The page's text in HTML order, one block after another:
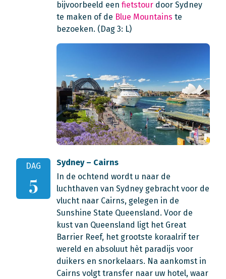
bijvoorbeeld een fietstour door Sydney
te maken of de Blue Mountains te
bezoeken. (Dag 3: L)
DAG
5
Sydney – Cairns
In de ochtend wordt u naar de
luchthaven van Sydney gebracht voor de
vlucht naar Cairns, gelegen in de
Sunshine State Queensland. Voor de
kust van Queensland ligt het Great
Barrier Reef, het grootste koraalrif ter
wereld en absoluut hèt paradijs voor
duikers en snorkelaars. Na aankomst in
Cairns volgt transfer naar uw hotel, waar